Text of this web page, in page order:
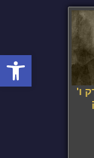
פתח
ו'